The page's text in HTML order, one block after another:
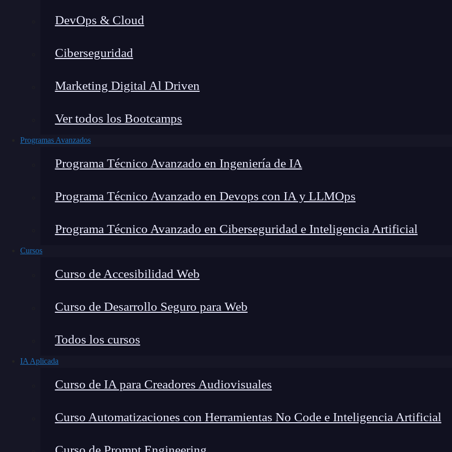
DevOps & Cloud
Ciberseguridad
Marketing Digital Al Driven
Ver todos los Bootcamps
Programas Avanzados
Programa Técnico Avanzado en Ingeniería de IA
Programa Técnico Avanzado en Devops con IA y LLMOps
Programa Técnico Avanzado en Ciberseguridad e Inteligencia Artificial
Cursos
Curso de Accesibilidad Web
Curso de Desarrollo Seguro para Web
Todos los cursos
IA Aplicada
Curso de IA para Creadores Audiovisuales
Curso Automatizaciones con Herramientas No Code e Inteligencia Artificial
Lucia Gómez Salgado